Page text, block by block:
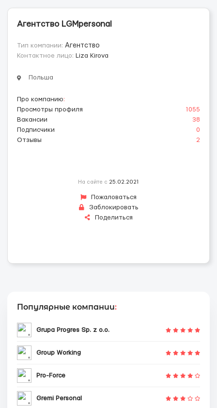
Агентство LGMpersonal
Тип компании: Агентство
Контактное лицо: Liza Kirova
Польша
Про компанию:
Просмотры профиля
1055
Вакансии
38
Подписчики
0
Отзывы
2
На сайте с 25.02.2021
Пожаловаться
Заблокировать
Поделиться
Популярные компании:
Grupa Progres Sp. z o.o.
Group Working
Pro-Force
Gremi Personal